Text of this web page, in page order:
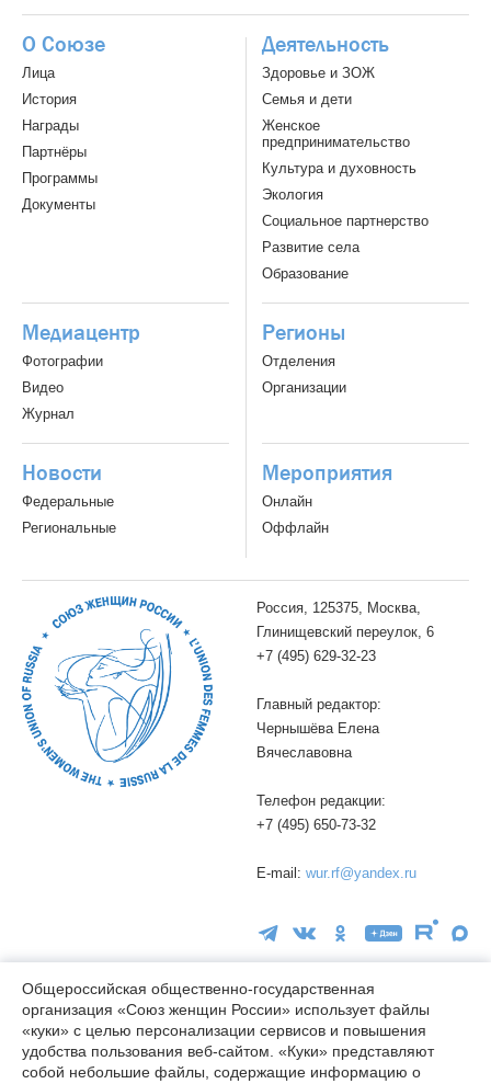
О Союзе
Лица
История
Награды
Партнёры
Программы
Документы
Деятельность
Здоровье и ЗОЖ
Семья и дети
Женское
предпринимательство
Культура и духовность
Экология
Социальное партнерство
Развитие села
Образование
Медиацентр
Фотографии
Видео
Журнал
Регионы
Отделения
Организации
Новости
Федеральные
Региональные
Мероприятия
Онлайн
Оффлайн
Россия, 125375, Москва,
Глинищевский переулок, 6
+7 (495) 629-32-23
Главный редактор:
Чернышёва Елена
Вячеславовна
Телефон редакции:
+7 (495) 650-73-32
E-mail: wur.rf@yandex.ru
16+
© wuor.ru Использование материалов сайта разрешается только
Общероссийская общественно-государственная
организация «Союз женщин России» использует файлы
«куки» с целью персонализации сервисов и повышения
удобства пользования веб-сайтом. «Куки» представляют
собой небольшие файлы, содержащие информацию о